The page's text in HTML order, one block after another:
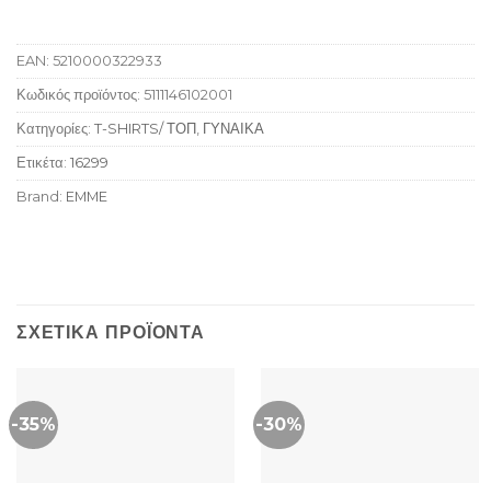
EAN: 5210000322933
Κωδικός προϊόντος: 5111146102001
Κατηγορίες: T-SHIRTS/ ΤΟΠ , ΓΥΝΑΙΚΑ
Ετικέτα: 16299
Brand: EMME
ΣΧΕΤΙΚΆ ΠΡΟΪΌΝΤΑ
-35% -30%